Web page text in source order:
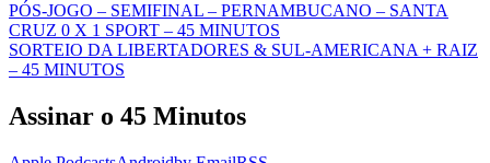
PÓS-JOGO – SEMIFINAL – PERNAMBUCANO – SANTA
CRUZ 0 X 1 SPORT – 45 MINUTOS
SORTEIO DA LIBERTADORES & SUL-AMERICANA + RAIZ
– 45 MINUTOS
Assinar o 45 Minutos